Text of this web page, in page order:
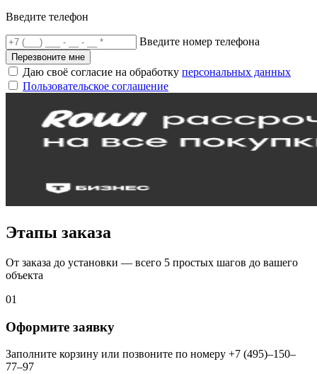
Введите телефон
Введите номер телефона
Перезвоните мне
Даю своё согласие на обработку персональных данных
Пользовательское соглашение
Этапы заказа
От заказа до установки — всего 5 простых шагов до вашего
объекта
01
Оформите заявку
Заполните корзину или позвоните по номеру +7 (495)–150–
77–97